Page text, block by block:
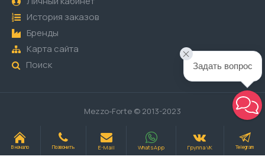
История заказов
Бренды
Карта сайта
Поиск
Mezzo-Forte © 2013-2023
В начало Позвонить E-Mail WhatsApp Группа VK Telegram
Задать вопрос